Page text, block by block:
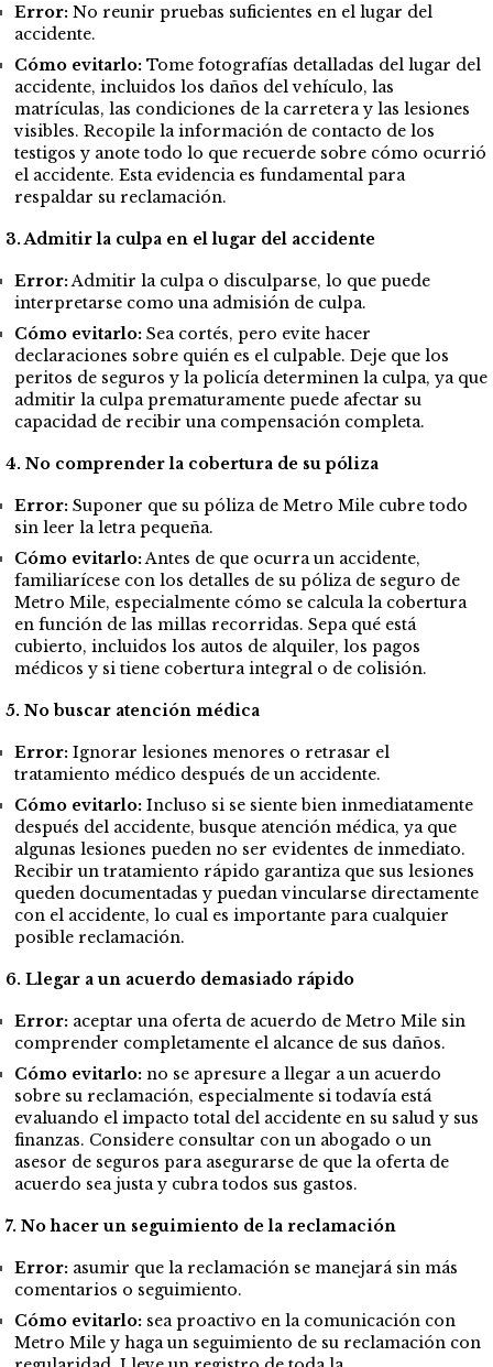
Error: No reunir pruebas suficientes en el lugar del
accidente.
Cómo evitarlo: Tome fotografías detalladas del lugar del
accidente, incluidos los daños del vehículo, las
matrículas, las condiciones de la carretera y las lesiones
visibles. Recopile la información de contacto de los
testigos y anote todo lo que recuerde sobre cómo ocurrió
el accidente. Esta evidencia es fundamental para
respaldar su reclamación.
3. Admitir la culpa en el lugar del accidente
Error:Admitir la culpa o disculparse, lo que puede
interpretarse como una admisión de culpa.
Cómo evitarlo: Sea cortés, pero evite hacer
declaraciones sobre quién es el culpable. Deje que los
peritos de seguros y la policía determinen la culpa, ya que
admitir la culpa prematuramente puede afectar su
capacidad de recibir una compensación completa.
4. No comprender la cobertura de su póliza
Error: Suponer que su póliza de Metro Mile cubre todo
sin leer la letra pequeña.
Cómo evitarlo:Antes de que ocurra un accidente,
familiarícese con los detalles de su póliza de seguro de
Metro Mile, especialmente cómo se calcula la cobertura
en función de las millas recorridas. Sepa qué está
cubierto, incluidos los autos de alquiler, los pagos
médicos y si tiene cobertura integral o de colisión.
5. No buscar atención médica
Error: Ignorar lesiones menores o retrasar el
tratamiento médico después de un accidente.
Cómo evitarlo: Incluso si se siente bien inmediatamente
después del accidente, busque atención médica, ya que
algunas lesiones pueden no ser evidentes de inmediato.
Recibir un tratamiento rápido garantiza que sus lesiones
queden documentadas y puedan vincularse directamente
con el accidente, lo cual es importante para cualquier
posible reclamación.
6. Llegar a un acuerdo demasiado rápido
Error: aceptar una oferta de acuerdo de Metro Mile sin
comprender completamente el alcance de sus daños.
Cómo evitarlo: no se apresure a llegar a un acuerdo
sobre su reclamación, especialmente si todavía está
evaluando el impacto total del accidente en su salud y sus
finanzas. Considere consultar con un abogado o un
asesor de seguros para asegurarse de que la oferta de
acuerdo sea justa y cubra todos sus gastos.
7. No hacer un seguimiento de la reclamación
Error: asumir que la reclamación se manejará sin más
comentarios o seguimiento.
Cómo evitarlo: sea proactivo en la comunicación con
Metro Mile y haga un seguimiento de su reclamación con